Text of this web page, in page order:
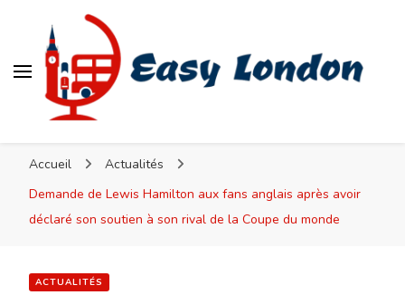
Accueil
Actualités
Demande de Lewis Hamilton aux fans anglais après avoir
déclaré son soutien à son rival de la Coupe du monde
ACTUALITÉS